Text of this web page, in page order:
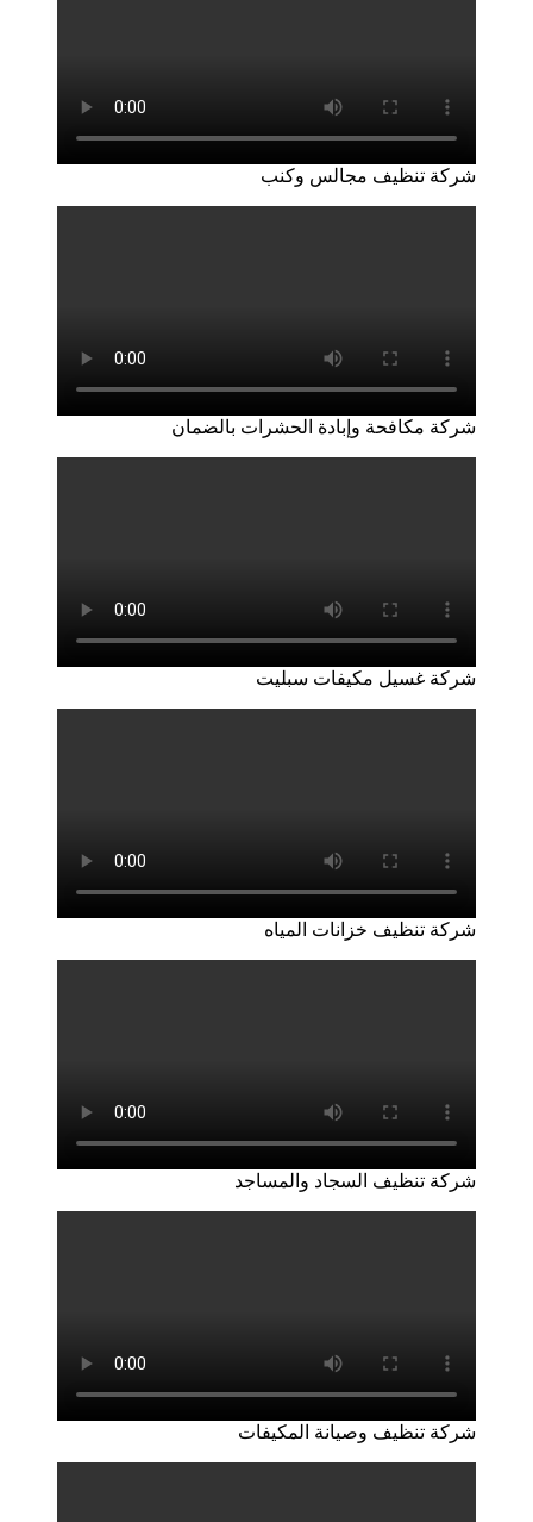
شركة تنظيف مجالس وكنب
شركة مكافحة وإبادة الحشرات بالضمان
شركة غسيل مكيفات سبليت
شركة تنظيف خزانات المياه
شركة تنظيف السجاد والمساجد
شركة تنظيف وصيانة المكيفات